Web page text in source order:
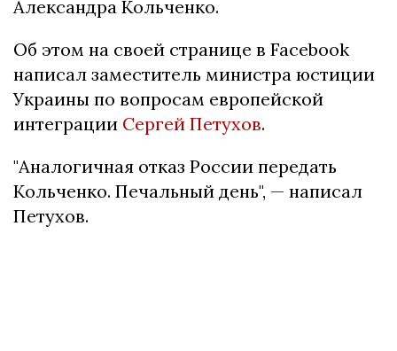
Александра Кольченко.
Об этом на своей странице в Facebook
написал заместитель министра юстиции
Украины по вопросам европейской
интеграции Сергей Петухов.
"Аналогичная отказ России передать
Кольченко. Печальный день", — написал
Петухов.